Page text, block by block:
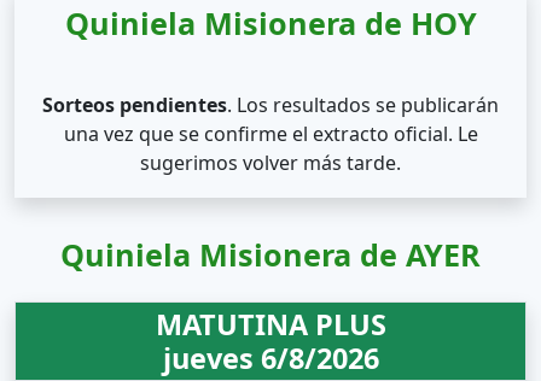
Quiniela Misionera de HOY
Sorteos pendientes. Los resultados se publicarán
una vez que se confirme el extracto oficial. Le
sugerimos volver más tarde.
Quiniela Misionera de AYER
MATUTINA PLUS
jueves 6/8/2026